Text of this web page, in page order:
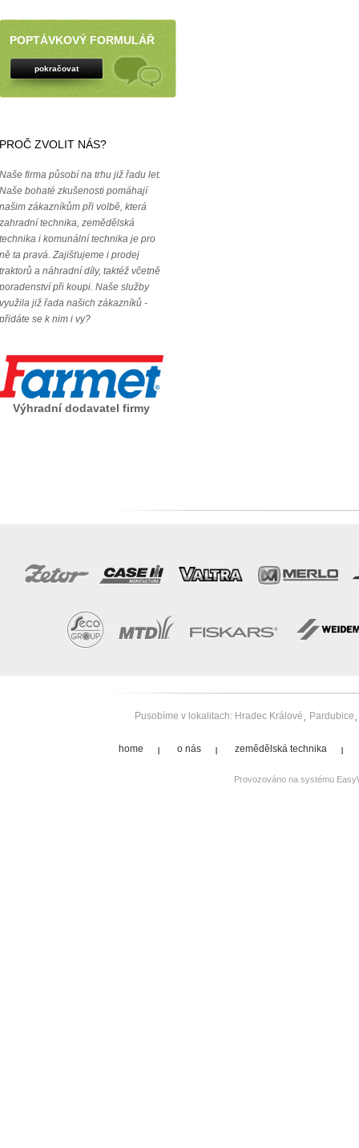
POPTÁVKOVÝ FORMULÁŘ
pokračovat
PROČ ZVOLIT NÁS?
Naše firma působí na trhu již řadu let.
Naše bohaté zkušenosti pomáhají
našim zákazníkům při volbě, která
zahradní technika, zemědělská
technika i komunální technika je pro
ně ta pravá. Zajišťujeme i prodej
traktorů a náhradní díly, taktéž včetně
poradenství při koupi. Naše služby
využila již řada našich zákazníků -
přidáte se k nim i vy?
Výhradní dodavatel firmy
Pusobíme v lokalitach: Hradec Králové Pardubice
home o nás zemědělská technika
Provozováno na systému